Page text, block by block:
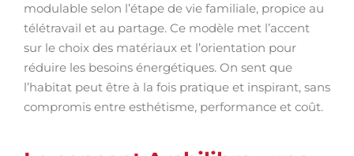
modulable selon l’étape de vie familiale, propice au
télétravail et au partage. Ce modèle met l’accent
sur le choix des matériaux et l’orientation pour
réduire les besoins énergétiques. On sent que
l’habitat peut être à la fois pratique et inspirant, sans
compromis entre esthétisme, performance et coût.